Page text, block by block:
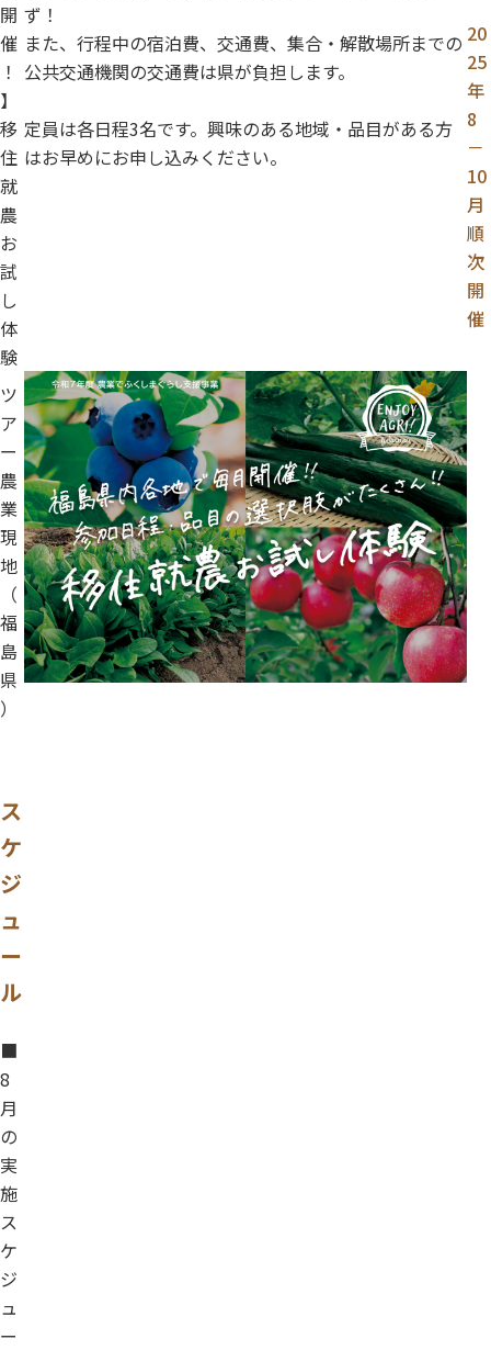
開
催
！
】
移
住
就
農
お
試
し
体
験
ず！
また、行程中の宿泊費、交通費、集合・解散場所までの
公共交通機関の交通費は県が負担します。
定員は各日程3名です。興味のある地域・品目がある方
はお早めにお申し込みください。
20
25
年
8
－
10
月
順
次
開
催
ツ
ア
ー
農
業
現
地
（
福
島
県
）
ス
ケ
ジ
ュ
ー
ル
■
8
月
の
実
施
ス
ケ
ジ
ュ
ー